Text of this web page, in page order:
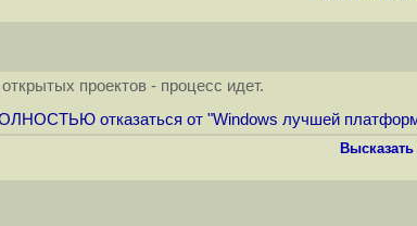
проектов - процесс идет.
отказаться от "Windows лучшей